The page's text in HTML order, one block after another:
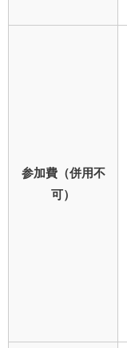
参加費（併用不
可）